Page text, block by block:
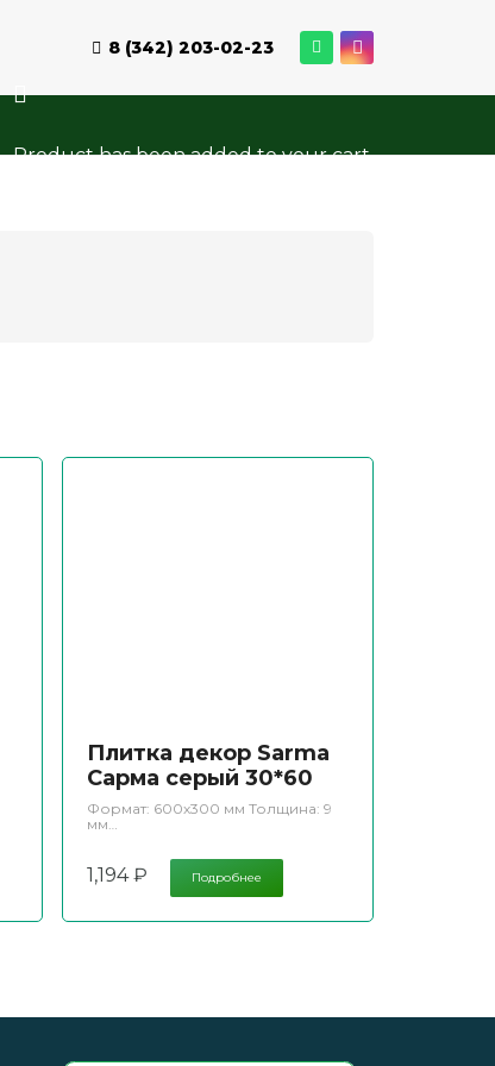
8 (342) 203-02-23
Producthas been added to your cart.
Плитка декор Sarma
Сарма серый 30*60
Формат: 600х300 мм Толщина: 9
мм…
1,194₽ Подробнее